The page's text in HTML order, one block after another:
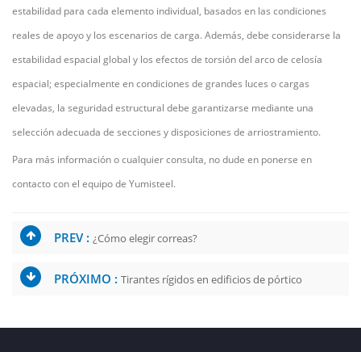
estabilidad para cada elemento individual, basados en las condiciones
reales de apoyo y los escenarios de carga. Además, debe considerarse la
estabilidad espacial global y los efectos de torsión del arco de celosía
espacial; especialmente en condiciones de grandes luces o cargas
elevadas, la seguridad estructural debe garantizarse mediante una
selección adecuada de secciones y disposiciones de arriostramiento.
Para más información o cualquier consulta, no dude en ponerse en
contacto con el equipo de Yumisteel.
PREV : ¿Cómo elegir correas?
PRÓXIMO : Tirantes rígidos en edificios de pórtico